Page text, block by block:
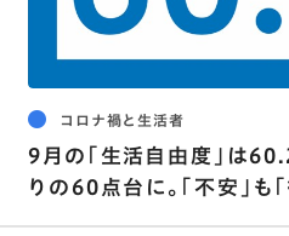
コロナ禍と生活者
9月の｢生活自由度｣は
りの60点台に。｢不安｣も